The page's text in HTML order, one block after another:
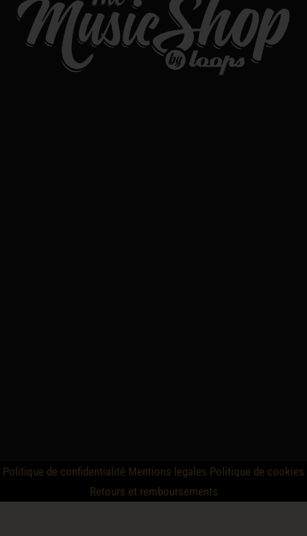
Politique de confidentialité Mentions legales Politique de cookies
Retours et remboursements